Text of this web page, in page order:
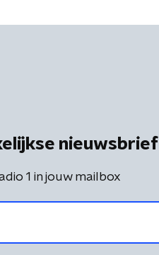
nieuwsbrief
1 in jouw mailbox